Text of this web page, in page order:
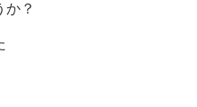
か？